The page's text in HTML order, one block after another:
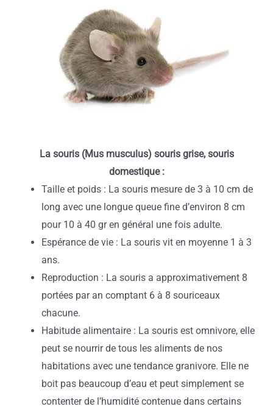
La souris (Mus musculus) souris grise, souris
domestique :
Taille et poids : La souris mesure de 3 à 10 cm de
long avec une longue queue fine d’environ 8 cm
pour 10 à 40 gr en général une fois adulte.
Espérance de vie : La souris vit en moyenne 1 à 3
ans.
Reproduction : La souris a approximativement 8
portées par an comptant 6 à 8 souriceaux
chacune.
Habitude alimentaire : La souris est omnivore, elle
peut se nourrir de tous les aliments de nos
habitations avec une tendance granivore. Elle ne
boit pas beaucoup d’eau et peut simplement se
contenter de l’humidité contenue dans certains